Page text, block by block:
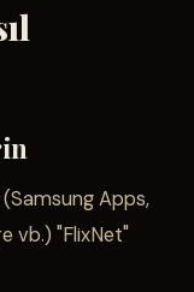
(Samsung Apps,
vb.) "FlixNet"